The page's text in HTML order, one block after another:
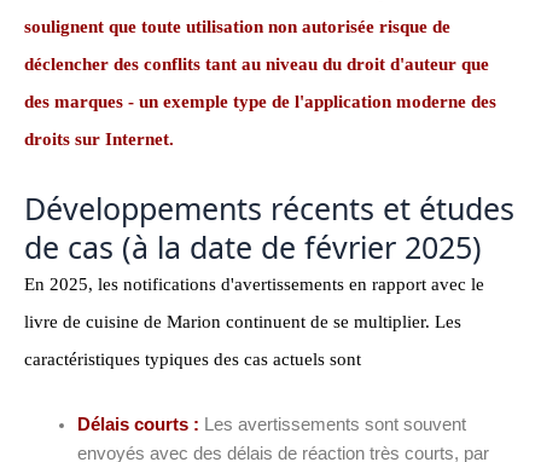
soulignent que toute utilisation non autorisée risque de
déclencher des conflits tant au niveau du droit d'auteur que
des marques - un exemple type de l'application moderne des
droits sur Internet.
Développements récents et études
de cas (à la date de février 2025)
En 2025, les notifications d'avertissements en rapport avec le
livre de cuisine de Marion continuent de se multiplier. Les
caractéristiques typiques des cas actuels sont
Délais courts : Les avertissements sont souvent
envoyés avec des délais de réaction très courts, par